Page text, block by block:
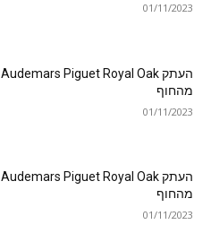
01/11/2023
מהחוף
01/11/2023
מהחוף
01/11/2023